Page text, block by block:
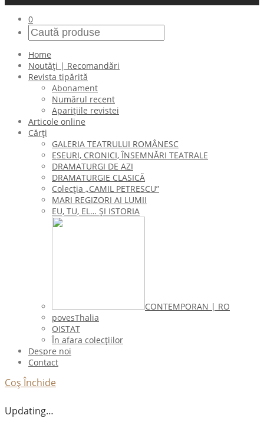
0
Home
Noutăți | Recomandări
Revista tipărită
Abonament
Numărul recent
Aparițiile revistei
Articole online
Cărți
GALERIA TEATRULUI ROMÂNESC
ESEURI, CRONICI, ÎNSEMNĂRI TEATRALE
DRAMATURGI DE AZI
DRAMATURGIE CLASICĂ
Colecţia „CAMIL PETRESCU”
MARI REGIZORI AI LUMII
EU, TU, EL… ŞI ISTORIA
CONTEMPORAN | RO
povesThalia
OISTAT
În afara colecţiilor
Despre noi
Contact
Coș Închide
Updating…